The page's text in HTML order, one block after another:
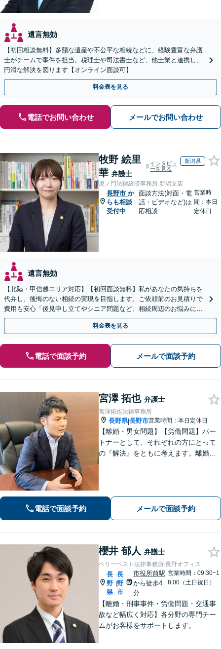
遺言無効
【初回相談無料】多額な遺産や不公平な相続などに、経験豊富な弁護
士がチームで事件を担当。税理士や司法書士など、他士業と連携し、
円滑な解決を図ります【オンライン面談可】
料金表を見る
電話でお問い合わせ メールでお問い合わせ
牧野 絵里
華 弁護士
インタビュ
ーを見る
新潟県
虎ノ門法律経済事務所 新潟支店
長野市 か
らも相談
受付中
面談方法(対面・電
話・ビデオなど)は
応相談
営業時
間：本日
定休日
遺言無効
【北陸・甲信越エリア対応】【初回面談無料】私があなたの気持ちを
代弁し、後悔のない相続の実現を目指します。ご依頼前のお見積りで
費用も安心「後見申し立てやシニア問題など、相続周辺のお悩みにも
対処可能」【WEB面談対応】
料金表を見る
電話で面談予約 メールで面談予約
宮澤 拓也 弁護士
宮澤拓也法律事務所
長野県|長野市営業時間：本日定休日
【離婚・男女問題】【労働問題】パー
トナーとして、それぞれの方にとって
の『解決』をともに考えます。離婚・
電話で面談予約 メールで面談予約
櫻井 郁人 弁護士
ベリーベスト法律事務所 長野オフィス
長
野
県
|
長
野
市
市役所前駅
から徒歩4
分
営業時間：09:30~1
8:00（土日祝日）
【離婚・刑事事件・労働問題・交通事
故など幅広く対応】各分野の専門チー
ムがお客様をサポートします。